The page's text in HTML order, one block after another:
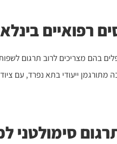
רפואיים
בהם מצריכים לרוב תרגום
מתורגמן ייעודי בתא נפרד, עם
סימולטני